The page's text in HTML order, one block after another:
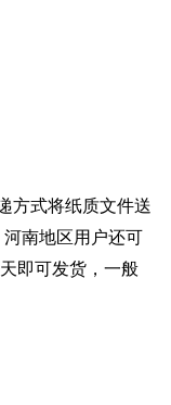
方式将纸质文件送
南地区用户还可
即可发货，一般